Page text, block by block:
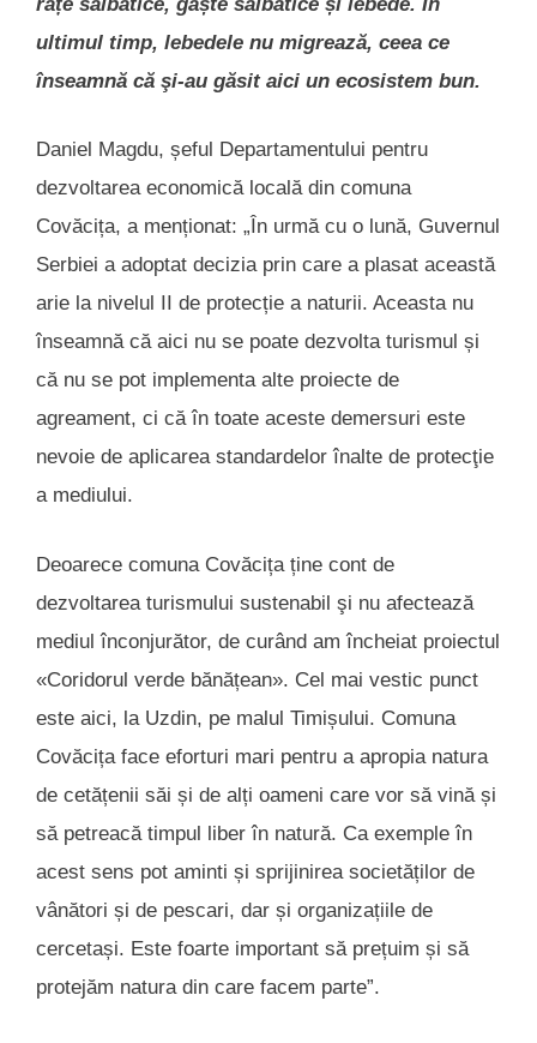
ultimul timp, lebedele nu migrează, ceea ce
înseamnă că şi-au găsit aici un ecosistem bun.
Daniel Magdu, șeful Departamentului pentru
dezvoltarea economică locală din comuna
Covăcița, a menționat: „În urmă cu o lună, Guvernul
Serbiei a adoptat decizia prin care a plasat această
arie la nivelul II de protecție a naturii. Aceasta nu
înseamnă că aici nu se poate dezvolta turismul și
că nu se pot implementa alte proiecte de
agreament, ci că în toate aceste demersuri este
nevoie de aplicarea standardelor înalte de protecţie
a mediului.
Deoarece comuna Covăcița ține cont de
dezvoltarea turismului sustenabil şi nu afectează
mediul înconjurător, de curând am încheiat proiectul
«Coridorul verde bănățean». Cel mai vestic punct
este aici, la Uzdin, pe malul Timișului. Comuna
Covăcița face eforturi mari pentru a apropia natura
de cetățenii săi și de alți oameni care vor să vină și
să petreacă timpul liber în natură. Ca exemple în
acest sens pot aminti și sprijinirea societăților de
vânători și de pescari, dar și organizațiile de
cercetași. Este foarte important să prețuim și să
protejăm natura din care facem parte”.